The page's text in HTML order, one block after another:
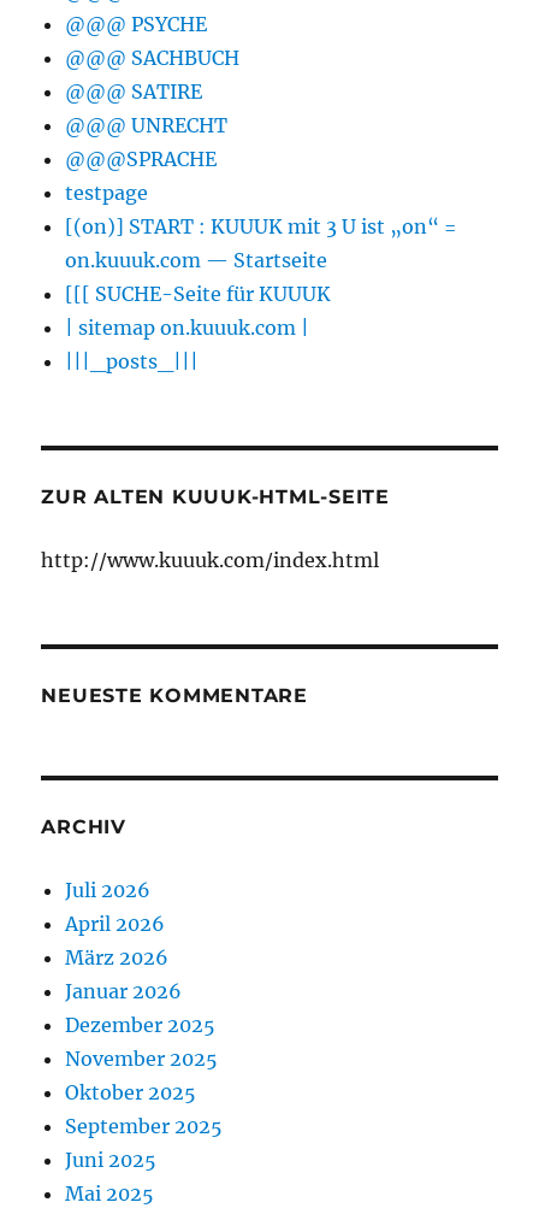
@@@ PSYCHE
@@@ SACHBUCH
@@@ SATIRE
@@@ UNRECHT
@@@SPRACHE
testpage
[(on)] START : KUUUK mit 3 U ist „on“ =
on.kuuuk.com — Startseite
[[[ SUCHE-Seite für KUUUK
| sitemap on.kuuuk.com |
|||_posts_|||
ZUR ALTEN KUUUK-HTML-SEITE
http://www.kuuuk.com/index.html
NEUESTE KOMMENTARE
ARCHIV
Juli 2026
April 2026
März 2026
Januar 2026
Dezember 2025
November 2025
Oktober 2025
September 2025
Juni 2025
Mai 2025